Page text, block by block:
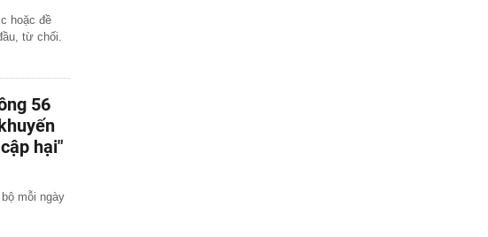
hoặc đề
từ chối.
56
hại"
mỗi ngày